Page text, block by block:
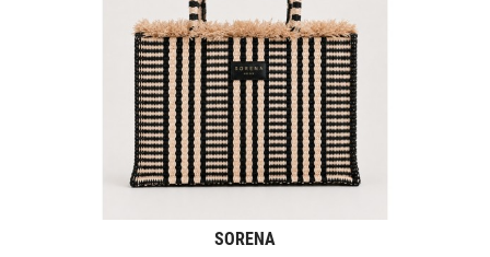
SORENA